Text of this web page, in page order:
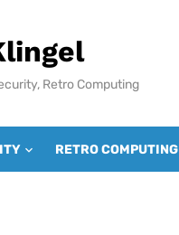
Retro Computing
RETRO COMPUTING